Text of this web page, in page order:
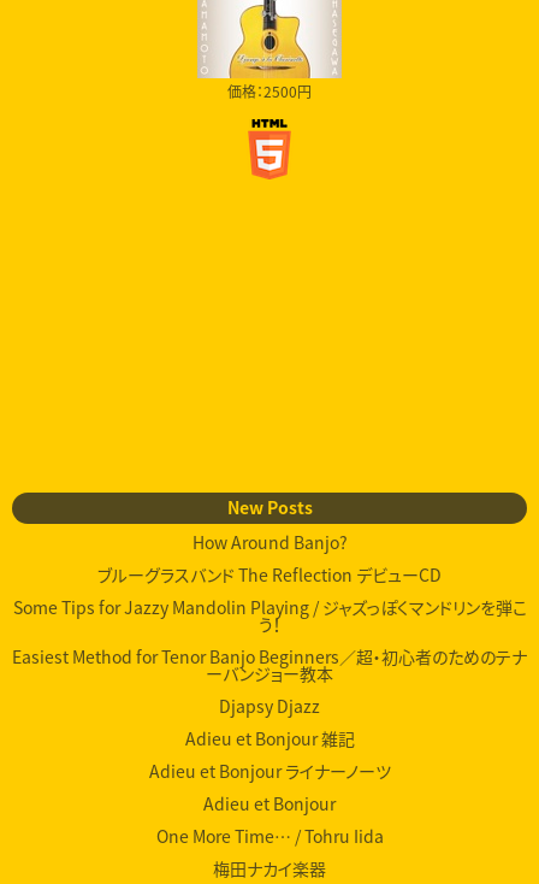
価格：2500円
New Posts
How Around Banjo?
ブルーグラスバンド The Reflection デビューCD
Some Tips for Jazzy Mandolin Playing / ジャズっぽくマンドリンを弾こ
う！
Easiest Method for Tenor Banjo Beginners／超・初心者のためのテナ
ーバンジョー教本
Djapsy Djazz
Adieu et Bonjour 雑記
Adieu et Bonjour ライナーノーツ
Adieu et Bonjour
One More Time… / Tohru Iida
梅田ナカイ楽器